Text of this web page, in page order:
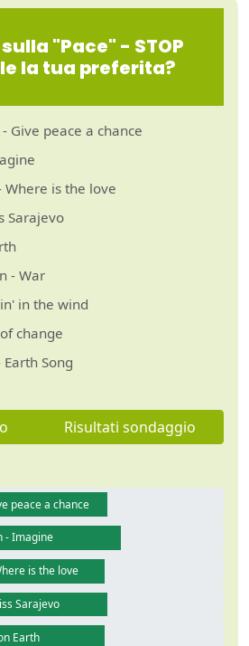
"Pace" - STOP
la tua preferita?
Give peace a chance
Where is the love
Sarajevo
- War
in the wind
change
Song
Risultati sondaggio
peace a chance
- Imagine
is the love
Sarajevo
Earth